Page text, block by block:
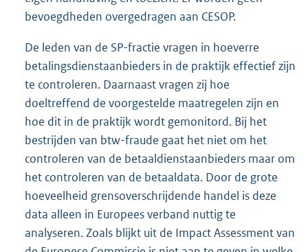
bevoegdheden overgedragen aan CESOP.
De leden van de SP-fractie vragen in hoeverre
betalingsdienstaanbieders in de praktijk effectief zijn
te controleren. Daarnaast vragen zij hoe
doeltreffend de voorgestelde maatregelen zijn en
hoe dit in de praktijk wordt gemonitord. Bij het
bestrijden van btw-fraude gaat het niet om het
controleren van de betaaldienstaanbieders maar om
het controleren van de betaaldata. Door de grote
hoeveelheid grensoverschrijdende handel is deze
data alleen in Europees verband nuttig te
analyseren. Zoals blijkt uit de Impact Assessment van